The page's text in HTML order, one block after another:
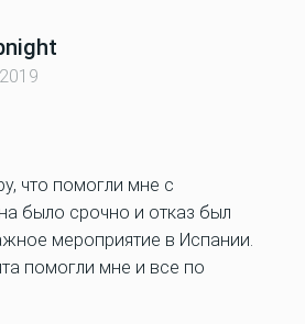
что помогли мне с
было срочно и отказ был
мероприятие в Испании.
помогли мне и все по